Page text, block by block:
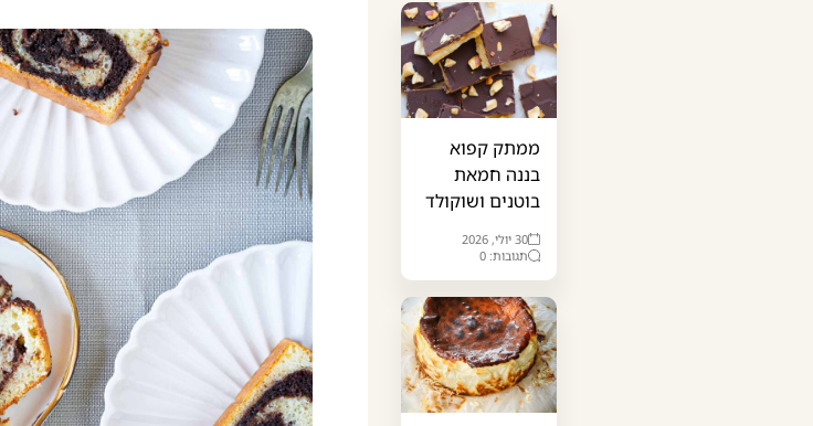
ממתק קפוא
בננה חמאת
בוטנים ושוקולד
30 יולי, 2026
תגובות: 0